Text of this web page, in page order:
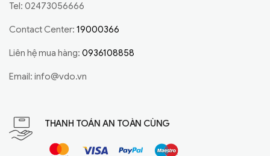
Tel: 02473056666
Contact Center: 19000366
Liên hệ mua hàng: 0936108858
Email: info@vdo.vn
THANH TOÁN AN TOÀN CÙNG